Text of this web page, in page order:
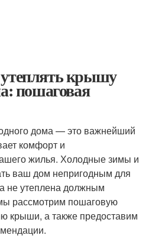
крышу
пошаговая
дома — это важнейший
комфорт и
жилья. Холодные зимы и
ваш дом непригодным для
не утеплена должным
рассмотрим пошаговую
крыши, а также предоставим